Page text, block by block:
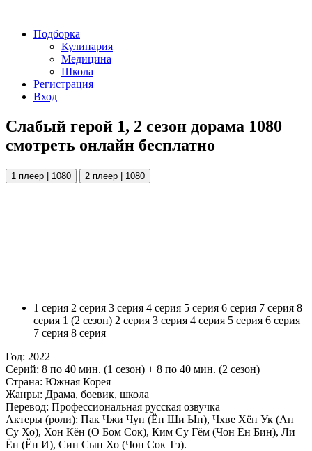
Подборка
Кулинария
Медицина
Школа
Регистрация
Вход
Слабый герой 1, 2 сезон дорама 1080
смотреть онлайн бесплатно
1 плеер | 1080 2 плеер | 1080
1 серия 2 серия 3 серия 4 серия 5 серия 6 серия 7 серия 8
серия 1 (2 сезон) 2 серия 3 серия 4 серия 5 серия 6 серия
7 серия 8 серия
Год: 2022
Серий: 8 по 40 мин. (1 сезон) + 8 по 40 мин. (2 сезон)
Страна: Южная Корея
Жанры: Драма, боевик, школа
Перевод: Профессиональная русская озвучка
Актеры (роли): Пак Чжи Чун (Ён Ши Ын), Чхве Хён Ук (Ан
Су Хо), Хон Кён (О Бом Сок), Ким Су Гём (Чон Ён Бин), Ли
Ён (Ён И), Син Сын Хо (Чон Сок Тэ).